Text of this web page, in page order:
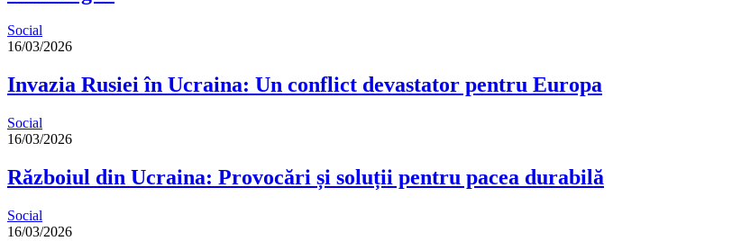
Social
16/03/2026
Invazia Rusiei în Ucraina: Un conflict devastator pentru Europa
Social
16/03/2026
Războiul din Ucraina: Provocări și soluții pentru pacea durabilă
Social
16/03/2026